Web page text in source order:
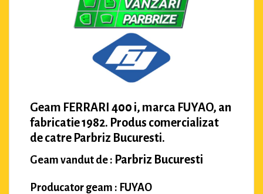
Geam FERRARI 400 i, marca FUYAO, an
fabricatie 1982. Produs comercializat
de catre Parbriz Bucuresti.
Geam vandut de : Parbriz Bucuresti
Producator geam : FUYAO